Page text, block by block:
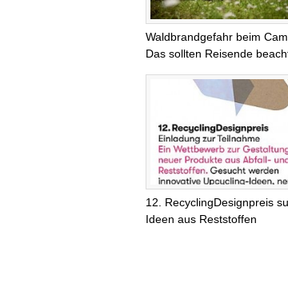
Waldbrandgefahr beim
Das sollten Reisende
12. RecyclingDesignpreis
Ideen aus Reststoffen